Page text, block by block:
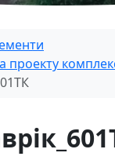
проекту